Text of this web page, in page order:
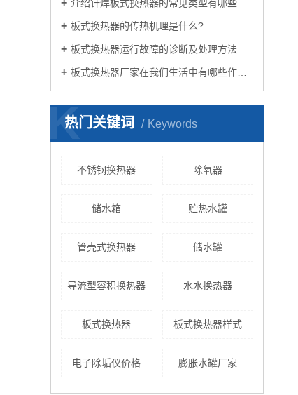
介绍钎焊板式换热器的常见类型有哪些
板式换热器的传热机理是什么?
板式换热器运行故障的诊断及处理方法
板式换热器厂家在我们生活中有哪些作用？
热门关键词 Keywords
K
不锈钢换热器 除氧器
储水箱 贮热水罐
管壳式换热器 储水罐
导流型容积换热器 水水换热器
板式换热器 板式换热器样式
电子除垢仪价格 膨胀水罐厂家